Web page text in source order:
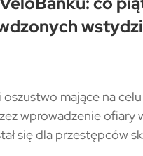
wstydzi
oszustwo mające na
wprowadzenie ofiary
się dla przestępców